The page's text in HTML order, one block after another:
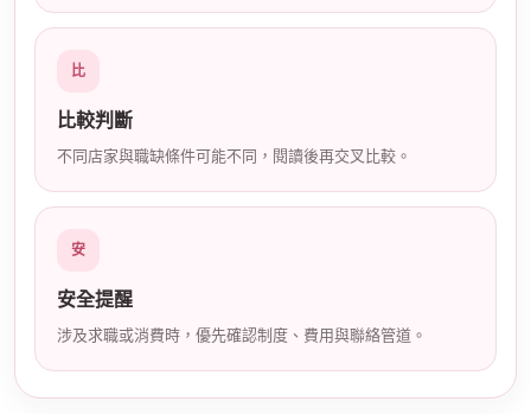
比
比較判斷
不同店家與職缺條件可能不同，閱讀後再交叉比較。
安
安全提醒
涉及求職或消費時，優先確認制度、費用與聯絡管道。